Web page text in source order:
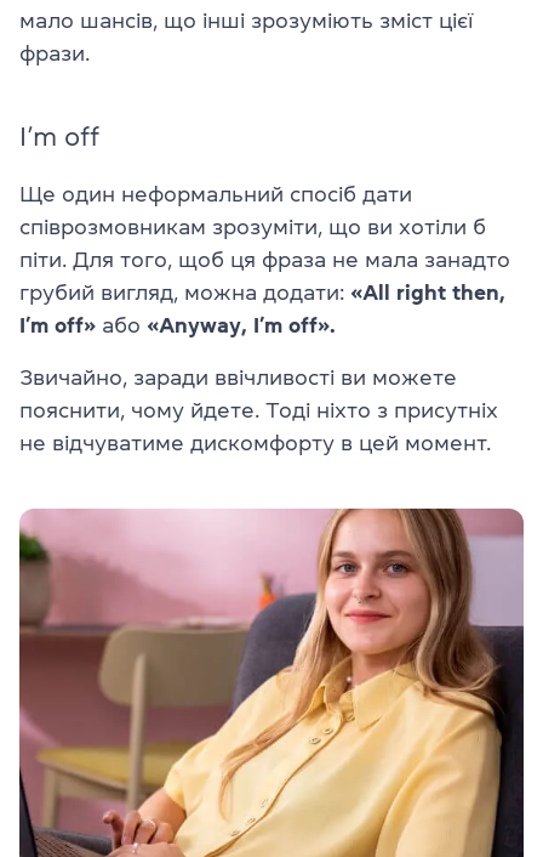
мало шансів, що інші зрозуміють зміст цієї
фрази.
I’m off
Ще один неформальний спосіб дати
співрозмовникам зрозуміти, що ви хотіли б
піти. Для того, щоб ця фраза не мала занадто
грубий вигляд, можна додати: «All right then,
I’m off» або «Anyway, I’m off».
Звичайно, заради ввічливості ви можете
пояснити, чому йдете. Тоді ніхто з присутніх
не відчуватиме дискомфорту в цей момент.